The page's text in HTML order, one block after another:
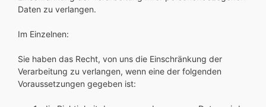
Daten zu verlangen.
Im Einzelnen:
Sie haben das Recht, von uns die Einschränkung der
Verarbeitung zu verlangen, wenn eine der folgenden
Voraussetzungen gegeben ist: